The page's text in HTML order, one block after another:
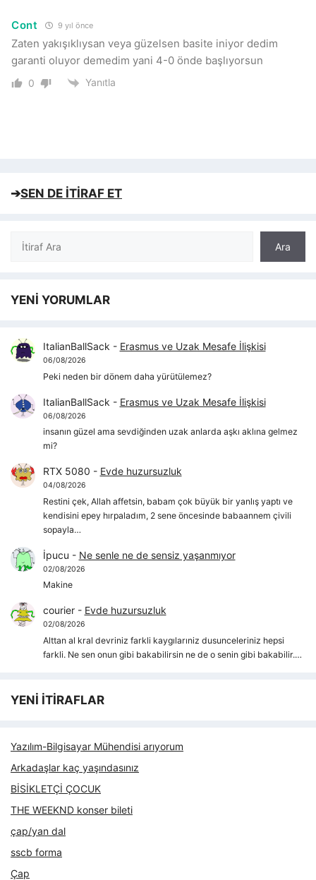
Cont 9 yıl önce
Zaten yakışıklıysan veya güzelsen basite iniyor dedim
garanti oluyor demedim yani 4-0 önde başlıyorsun
0 Yanıtla
➔SEN DE İTİRAF ET
Ara
Ara
YENİ YORUMLAR
ItalianBallSack - Erasmus ve Uzak Mesafe İlişkisi
06/08/2026
Peki neden bir dönem daha yürütülemez?
ItalianBallSack - Erasmus ve Uzak Mesafe İlişkisi
06/08/2026
insanın güzel ama sevdiğinden uzak anlarda aşkı aklına gelmez
mi?
RTX 5080 - Evde huzursuzluk
04/08/2026
Restini çek, Allah affetsin, babam çok büyük bir yanlış yaptı ve
kendisini epey hırpaladım, 2 sene öncesinde babaannem çivili
sopayla…
İpucu - Ne senle ne de sensiz yaşanmıyor
02/08/2026
Makine
courier- Evde huzursuzluk
02/08/2026
Alttan al kral devriniz farkli kaygılarıniz dusunceleriniz hepsi
farkli. Ne sen onun gibi bakabilirsin ne de o senin gibi bakabilir.…
YENİ İTİRAFLAR
Yazılım-Bilgisayar Mühendisi arıyorum
Arkadaşlar kaç yaşındasınız
BİSİKLETÇİ ÇOCUK
THE WEEKND konser bileti
çap/yan dal
sscb forma
Çap